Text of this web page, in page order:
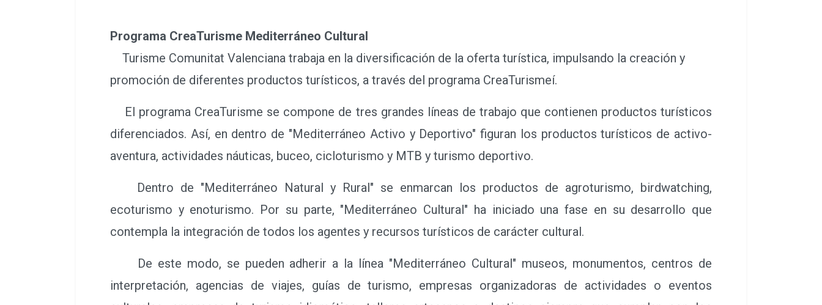
Programa CreaTurisme Mediterráneo Cultural
Turisme Comunitat Valenciana trabaja en la diversificación de la oferta turística, impulsando la creación y
promoción de diferentes productos turísticos, a través del programa CreaTurismeí.
El programa CreaTurisme se compone de tres grandes líneas de trabajo que contienen productos turísticos
diferenciados. Así, en dentro de "Mediterráneo Activo y Deportivo" figuran los productos turísticos de activo-
aventura, actividades náuticas, buceo, cicloturismo y MTB y turismo deportivo.
Dentro de "Mediterráneo Natural y Rural" se enmarcan los productos de agroturismo, birdwatching,
ecoturismo y enoturismo. Por su parte, "Mediterráneo Cultural" ha iniciado una fase en su desarrollo que
contempla la integración de todos los agentes y recursos turísticos de carácter cultural.
De este modo, se pueden adherir a la línea "Mediterráneo Cultural" museos, monumentos, centros de
interpretación, agencias de viajes, guías de turismo, empresas organizadoras de actividades o eventos